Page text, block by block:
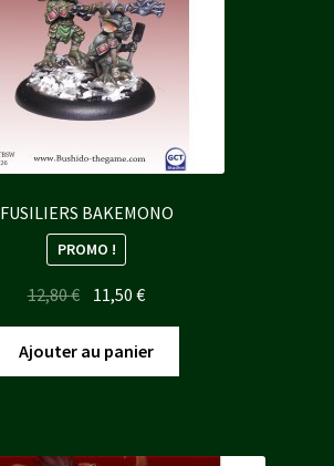
FUSILIERS BAKEMONO
PROMO !
12,80€ Le
prix
initial
était :
11,50€Le
prix
actuel
est :
Ajouter au panier